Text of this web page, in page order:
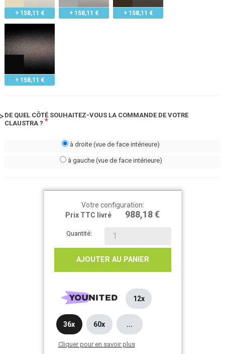
+ 158,11 € + 158,11 € + 158,11 €
+ 158,11 €
DE QUEL CÔTÉ SOUHAITEZ-VOUS LA COMMANDE DE VOTRE
CLAUSTRA ? *
à droite (vue de face intérieure)
à gauche (vue de face intérieure)
Votre configuration:
Prix TTC livré
988,18 €
Quantité:
AJOUTER AU PANIER
12x
36x 60x ...
Cliquer pour en savoir plus